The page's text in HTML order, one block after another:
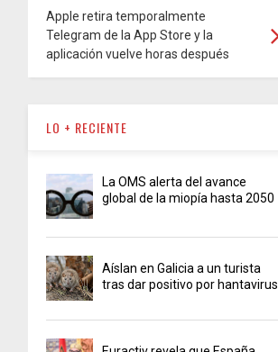
Apple retira temporalmente
Telegram de la App Store y la
aplicación vuelve horas después
LO + RECIENTE
La OMS alerta del avance
global de la miopía hasta 2050
Aíslan en Galicia a un turista
tras dar positivo por hantavirus